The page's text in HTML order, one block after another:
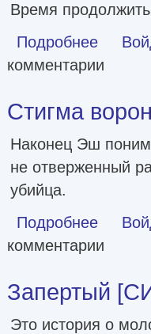
Время
Подробнее о Инфер-
комментарии
Стигма
Наконец Эш
не отверженный
убийца.
Подробнее о Стигма
комментарии
Запертый
Это история о